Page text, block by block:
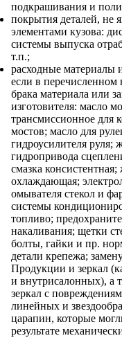
подкрашивания и
покрытия деталей, не
элементами кузова:
системы выпуска
т.п.;
расходные материалы
если в перечисленном
брака материала или
изготовителя: масло
трансмиссионное для
мостов; масло для
гидроусилителя руля;
гидропривода
смазка консистентная;
охлаждающая;
омывателя стекол и
системы
топливо;
накаливания; щетки
болты, гайки и пр.
детали крепежа;
Продукции и зеркал
и внутрисалонных), а
зеркал с
линейных и
царапин, которые
результате